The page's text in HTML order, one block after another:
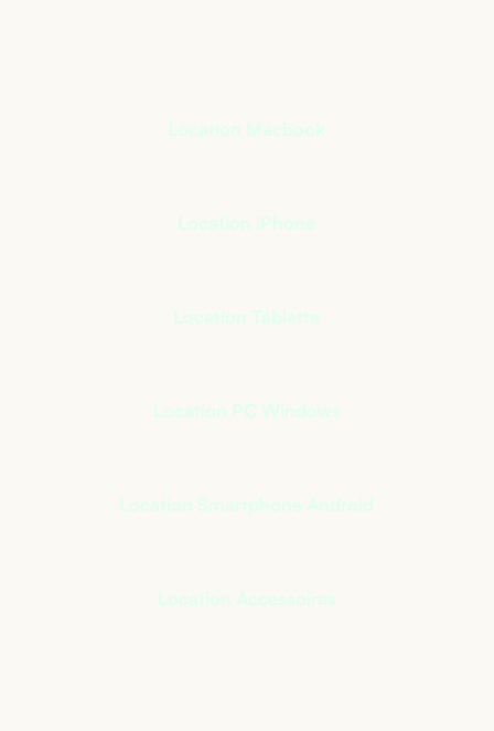
Location Macbook
Location iPhone
Location Tablette
Location PC Windows
Location Smartphone Android
Location Accessoires